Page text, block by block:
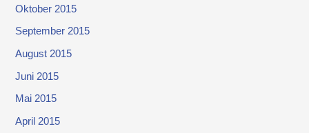
Oktober 2015
September 2015
August 2015
Juni 2015
Mai 2015
April 2015